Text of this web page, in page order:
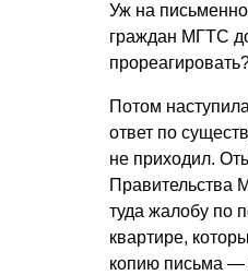
Уж на
граждан МГТС
Потом
ответ по
не приходил.
Правительства
туда жалобу по
квартире,
копию письма